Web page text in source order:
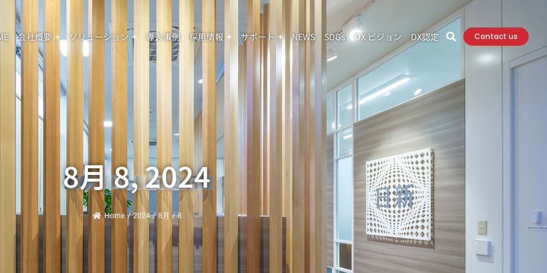
会社概要 ソリューション 導入事例 採用情報 サポート NEWS SDGs DX ビジョン DX認定 Contact us
8月 8, 2024
Home / 2024 / 8月 / 8